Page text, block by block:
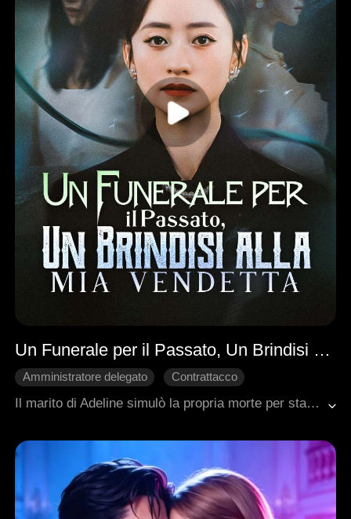
Un Funerale per il Passato, Un Brindisi alla Mia Vendetta
Amministratore delegato
Contrattacco
Storia centrata sulla donna
Romanzo sentimentale moderno
Il marito di Adeline simulò la propria morte per stare con l'amante. Lei ribaltò la situazione: ne cancellò lo stato legale, ne sequestrò i beni e annunciò un funerale. Quando lui riapparve per dimostrare di essere vivo, Adeline gli chiese con freddezza di provare la propria identità. Dopo che la sua famiglia si era fatta garante, lei rivelò il suo tradimento, si alleò con un suo ammiratore e lasciò il marito con nulla, assicurandosi sia l'amore che il successo.